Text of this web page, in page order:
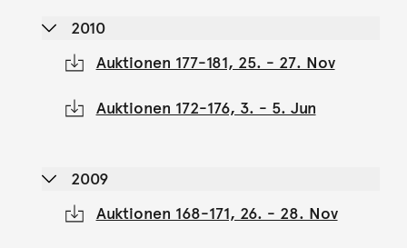
2010
Auktionen 177-181, 25. - 27. Nov
Auktionen 172-176, 3. - 5. Jun
2009
Auktionen 168-171, 26. - 28. Nov